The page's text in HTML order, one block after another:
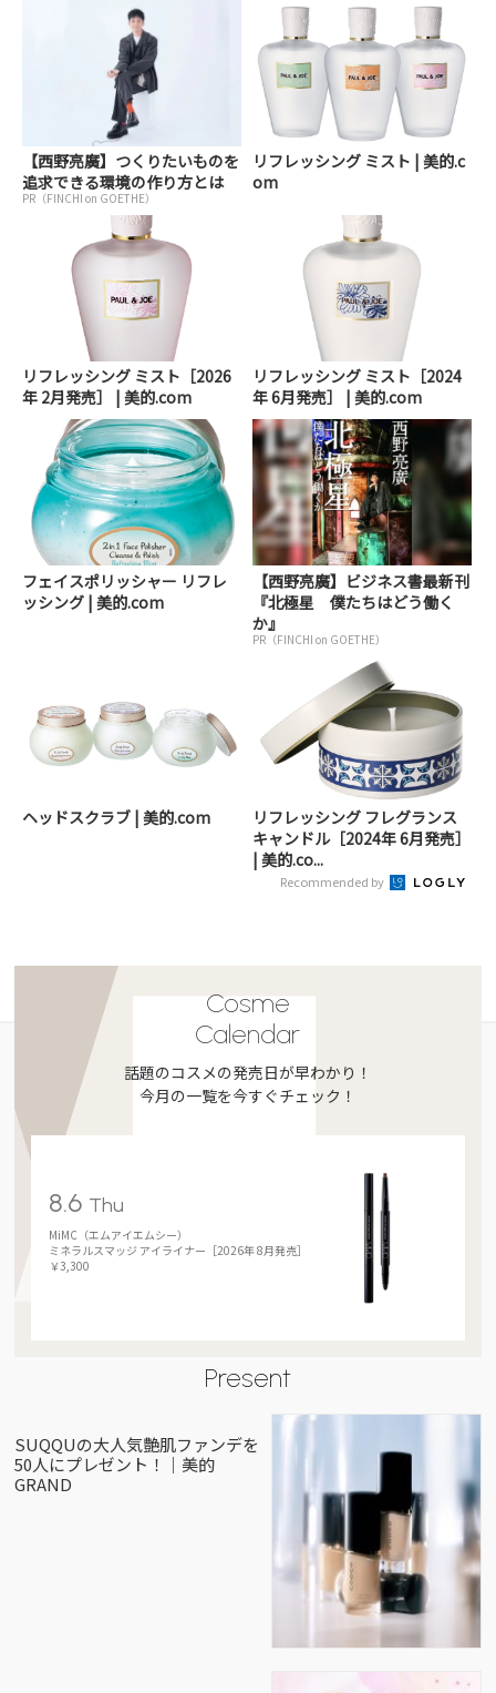
【西野亮廣】つくりたいものを
追求できる環境の作り方とは
PR（FINCHI on GOETHE）
リフレッシング ミスト | 美的.c
om
リフレッシング ミスト［2026
年 2月発売］ | 美的.com
リフレッシング ミスト［2024
年 6月発売］ | 美的.com
フェイスポリッシャー リフレ
ッシング | 美的.com
【西野亮廣】ビジネス書最新刊
『北極星 僕たちはどう働く
か』
PR（FINCHI on GOETHE）
ヘッドスクラブ | 美的.com
リフレッシング フレグランス
キャンドル［2024年 6月発売］
| 美的.co...
Recommended by
Cosme
Calendar
話題のコスメの発売日が早わかり！
今月の一覧を今すぐチェック！
8.6 Thu
MiMC（エムアイエムシー）
ミネラルスマッジ アイライナー［2026年 8月発売］
￥3,300
Present
SUQQUの大人気艶肌ファンデを
50人にプレゼント！｜美的
GRAND